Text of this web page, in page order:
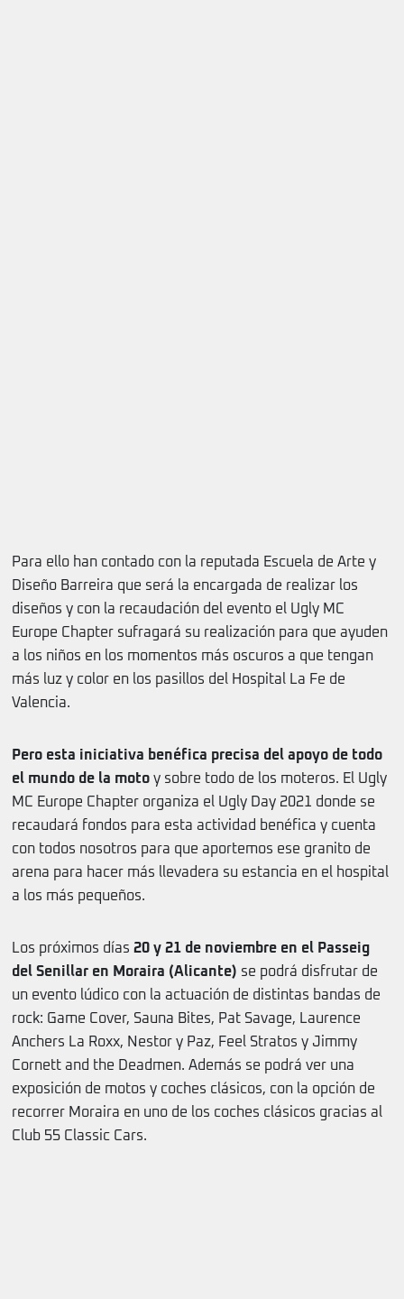
Para ello han contado con la reputada Escuela de Arte y
Diseño Barreira que será la encargada de realizar los
diseños y con la recaudación del evento el Ugly MC
Europe Chapter sufragará su realización para que ayuden
a los niños en los momentos más oscuros a que tengan
más luz y color en los pasillos del Hospital La Fe de
Valencia.
Pero esta iniciativa benéfica precisa del apoyo de todo
el mundo de la moto y sobre todo de los moteros. El Ugly
MC Europe Chapter organiza el Ugly Day 2021 donde se
recaudará fondos para esta actividad benéfica y cuenta
con todos nosotros para que aportemos ese granito de
arena para hacer más llevadera su estancia en el hospital
a los más pequeños.
Los próximos días 20 y 21 de noviembre en el Passeig
del Senillar en Moraira (Alicante) se podrá disfrutar de
un evento lúdico con la actuación de distintas bandas de
rock: Game Cover, Sauna Bites, Pat Savage, Laurence
Anchers La Roxx, Nestor y Paz, Feel Stratos y Jimmy
Cornett and the Deadmen. Además se podrá ver una
exposición de motos y coches clásicos, con la opción de
recorrer Moraira en uno de los coches clásicos gracias al
Club 55 Classic Cars.